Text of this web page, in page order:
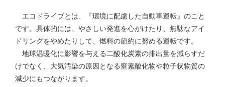
エコドライブとは、『環境に配慮した自動車運転』のこと
です。具体的には、やさしい発進を心がけたり、無駄なアイ
ドリングをやめたりして、燃料の節約に努める運転です。
地球温暖化に影響を与える二酸化炭素の排出量を減らすだ
けでなく、大気汚染の原因となる窒素酸化物や粒子状物質の
減少にもつながります。